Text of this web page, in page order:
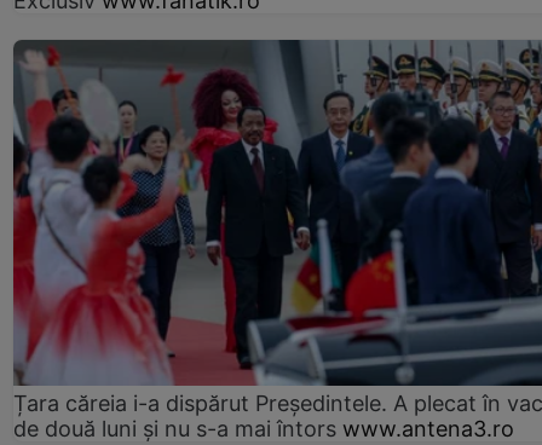
Țara căreia i-a dispărut Președintele. A plecat în
de două luni și nu s-a mai întors www.antena3.ro